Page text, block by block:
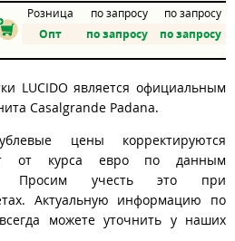
Розница по запросу
по запросу
Опт по запросу по запросу
LUCIDO является официальным
Casalgrande Padana.
цены корректируются
от курса евро по данным
Просим учесть это при
Актуальную информацию по
можете уточнить у наших